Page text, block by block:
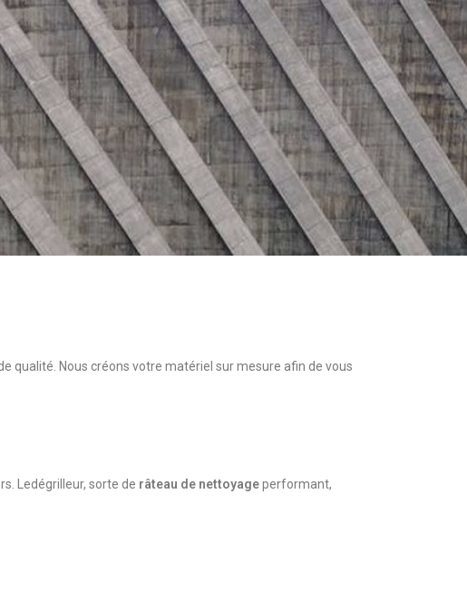
qualité. Nous créons votre matériel sur mesure afin de vous
Ledégrilleur, sorte de râteau de nettoyageperformant,